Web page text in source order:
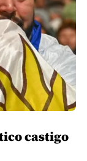
los cruces